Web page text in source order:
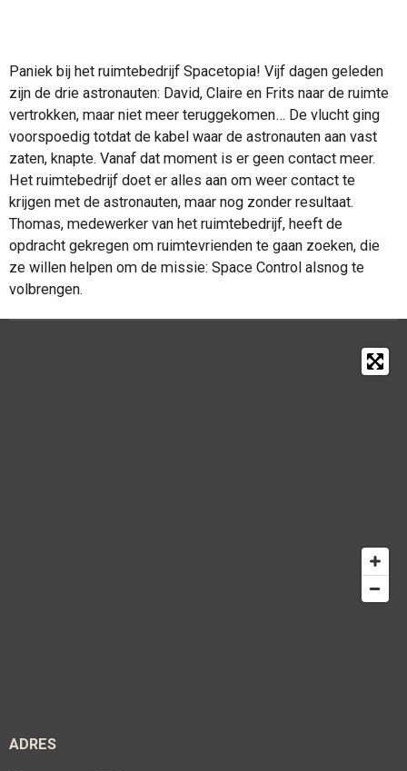
Paniek bij het ruimtebedrijf Spacetopia! Vijf dagen geleden
zijn de drie astronauten: David, Claire en Frits naar de ruimte
vertrokken, maar niet meer teruggekomen… De vlucht ging
voorspoedig totdat de kabel waar de astronauten aan vast
zaten, knapte. Vanaf dat moment is er geen contact meer.
Het ruimtebedrijf doet er alles aan om weer contact te
krijgen met de astronauten, maar nog zonder resultaat.
Thomas, medewerker van het ruimtebedrijf, heeft de
opdracht gekregen om ruimtevrienden te gaan zoeken, die
ze willen helpen om de missie: Space Control alsnog te
volbrengen.
ADRES